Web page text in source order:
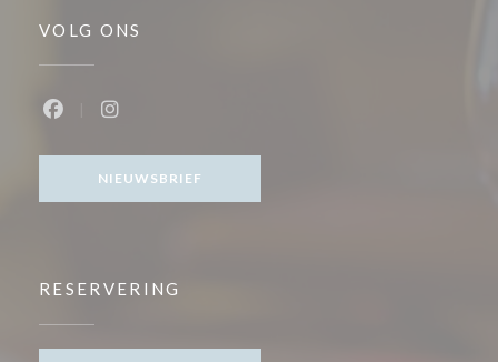
VOLG ONS
NIEUWSBRIEF
RESERVERING